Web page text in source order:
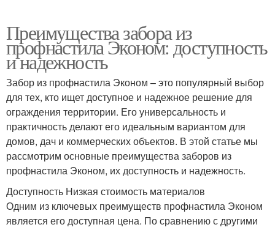
Преимущества забора из
профнастила Эконом: доступность
и надежность
Забор из профнастила Эконом – это популярный выбор
для тех, кто ищет доступное и надежное решение для
ограждения территории. Его универсальность и
практичность делают его идеальным вариантом для
домов, дач и коммерческих объектов. В этой статье мы
рассмотрим основные преимущества заборов из
профнастила Эконом, их доступность и надежность.
Доступность Низкая стоимость материалов
Одним из ключевых преимуществ профнастила Эконом
является его доступная цена. По сравнению с другими